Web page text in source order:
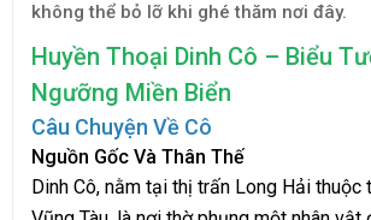
không thể bỏ lỡ khi ghé thăm nơi đây.
Huyền Thoại Dinh Cô – Biểu
Ngưỡng Miền Biển
Câu Chuyện Về Cô
Nguồn Gốc Và Thân Thế
Dinh Cô, nằm tại thị trấn Long Hải thuộc